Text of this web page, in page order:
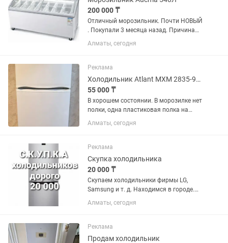
200 000 ₸
Отличный морозильник. Почти НОВЫЙ
. Покупали 3 месяца назад. Причина
продажи закрытия магазина. Восток
85см ширина 150 см глубина 70 см
Алматы, сегодня
Реклама
Холодильник Atlant МХМ 2835-90 белый
55 000 ₸
В хорошем состоянии. В морозилке нет
полки, одна пластиковая полка на
дверце сломана. В эксплуатации 2
года. Технические
х 60 х 64.5 см.Общий объем: 280
литров...
Алматы, сегодня
Реклама
Скупка холодильника
20 000 ₸
Скупаем холодильники фирмы LG,
Samsung и т. д. Находимся в городе.
Сами приедем и сами заберем.
Алматы, сегодня
Реклама
Продам холодильник